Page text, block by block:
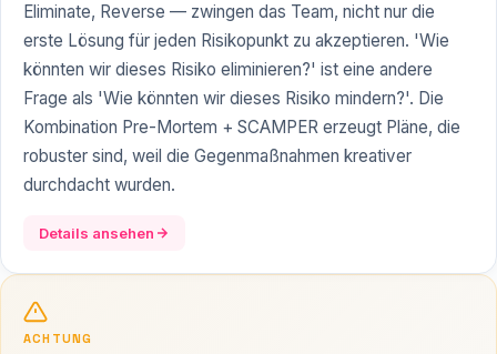
Eliminate, Reverse — zwingen das Team, nicht nur die
erste Lösung für jeden Risikopunkt zu akzeptieren. 'Wie
könnten wir dieses Risiko eliminieren?' ist eine andere
Frage als 'Wie könnten wir dieses Risiko mindern?'. Die
Kombination Pre-Mortem + SCAMPER erzeugt Pläne, die
robuster sind, weil die Gegenmaßnahmen kreativer
durchdacht wurden.
Details ansehen
ACHTUNG